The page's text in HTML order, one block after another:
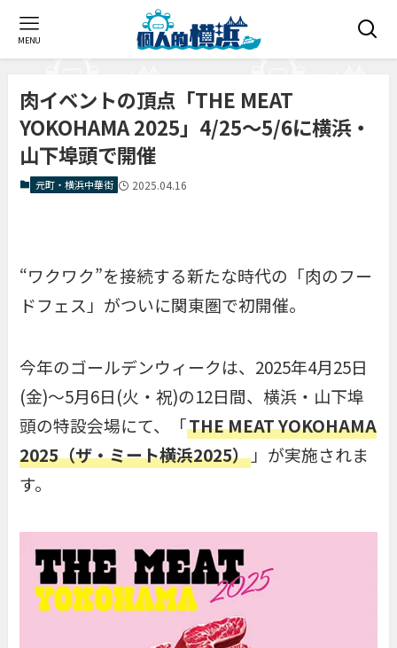
MENU
肉イベントの頂点「THE MEAT
YOKOHAMA 2025」4/25〜5/6に横浜・
山下埠頭で開催
元町・横浜中華街 2025.04.16
“ワクワク”を接続する新たな時代の「肉のフー
ドフェス」がついに関東圏で初開催。
今年のゴールデンウィークは、2025年4月25日
(金)〜5月6日(火・祝)の12日間、横浜・山下埠
頭の特設会場にて、「THE MEAT YOKOHAMA
2025（ザ・ミート横浜2025） 」が実施されま
す。